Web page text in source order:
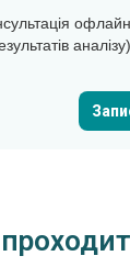
аналізу)